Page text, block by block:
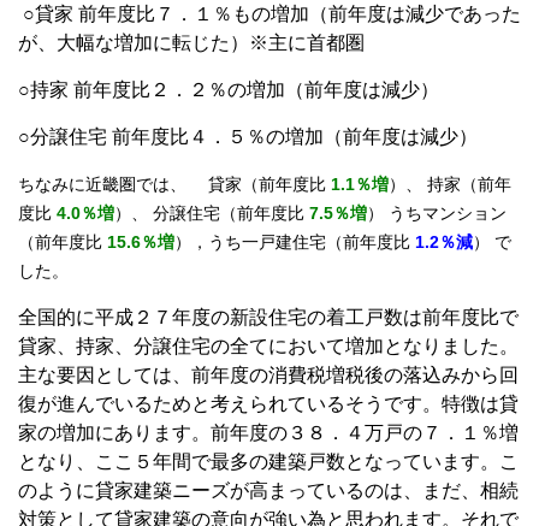
○貸家 前年度比７．１％もの増加（前年度は減少であった
が、大幅な増加に転じた）※主に首都圏
○持家 前年度比２．２％の増加（前年度は減少）
○分譲住宅 前年度比４．５％の増加（前年度は減少）
ちなみに近畿圏では、 貸家（前年度比 1.1％増）、 持家（前年
度比 4.0％増）、 分譲住宅（前年度比 7.5％増） うちマンション
（前年度比 15.6％増），うち一戸建住宅（前年度比 1.2％減） で
した。
全国的に平成２７年度の新設住宅の着工戸数は前年度比で
貸家、持家、分譲住宅の全てにおいて増加となりました。
主な要因としては、前年度の消費税増税後の落込みから回
復が進んでいるためと考えられているそうです。特徴は貸
家の増加にあります。前年度の３８．４万戸の７．１％増
となり、ここ５年間で最多の建築戸数となっています。こ
のように貸家建築ニーズが高まっているのは、まだ、相続
対策として貸家建築の意向が強い為と思われます。それで